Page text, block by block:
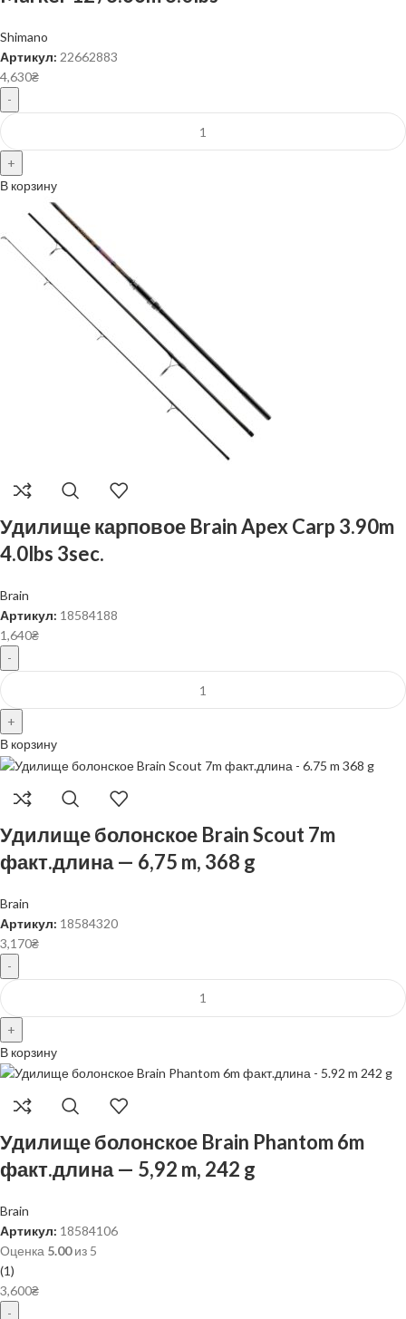
Shimano
Артикул: 22662883
4,630₴
В корзину
Удилище карповое Brain Apex Carp 3.90m
4.0lbs 3sec.
Brain
Артикул: 18584188
1,640₴
В корзину
Удилище болонское Brain Scout 7m
факт.длина — 6,75 m, 368 g
Brain
Артикул: 18584320
3,170₴
В корзину
Удилище болонское Brain Phantom 6m
факт.длина — 5,92 m, 242 g
Brain
Артикул: 18584106
Оценка 5.00из 5
(1)
3,600₴